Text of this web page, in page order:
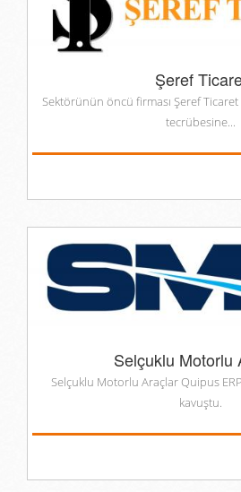
Şeref
Sektörünün öncü firması Şeref
tecrübesine...
Selçuklu Motorlu
Selçuklu Motorlu Araçlar Quipus
kavuştu.